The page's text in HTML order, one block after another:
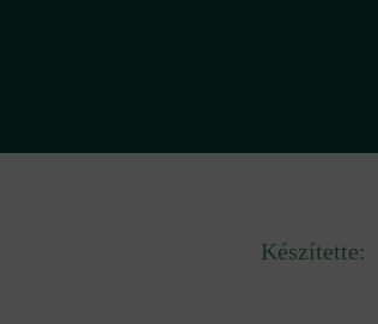
Készítette: